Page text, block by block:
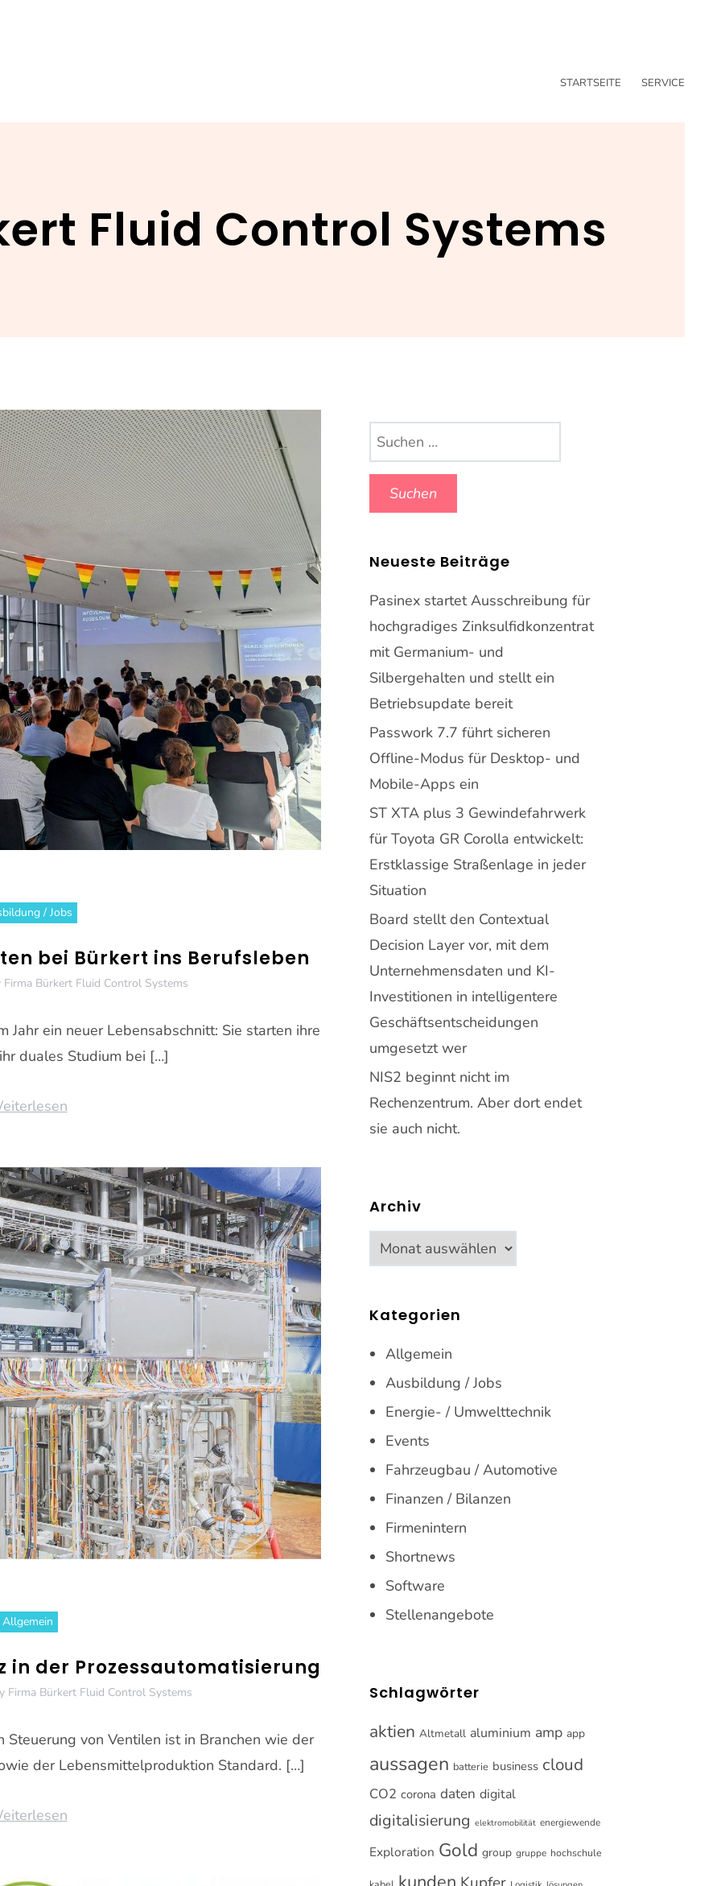
STARTSEITE SERVICE
Fluid Control Systems
/ Jobs
bei Bürkert ins Berufsleben
Firma Bürkert Fluid Control Systems
Jahr ein neuer Lebensabschnitt: Sie starten ihre
duales Studium bei […]
Allgemein
der Prozessautomatisierung
Firma Bürkert Fluid Control Systems
von Ventilen ist in Branchen wie der
der Lebensmittelproduktion Standard. […]
Suchen
nach:
Neueste Beiträge
Pasinex startet Ausschreibung für
hochgradiges Zinksulfidkonzentrat
mit Germanium- und
Silbergehalten und stellt ein
Betriebsupdate bereit
Passwork 7.7 führt sicheren
Offline-Modus für Desktop- und
Mobile-Apps ein
ST XTA plus 3 Gewindefahrwerk
für Toyota GR Corolla entwickelt:
Erstklassige Straßenlage in jeder
Situation
Board stellt den Contextual
Decision Layer vor, mit dem
Unternehmensdaten und KI-
Investitionen in intelligentere
Geschäftsentscheidungen
umgesetzt wer
NIS2 beginnt nicht im
Rechenzentrum. Aber dort endet
sie auch nicht.
Archiv
Archiv
Kategorien
Allgemein
Ausbildung / Jobs
Energie- / Umwelttechnik
Events
Fahrzeugbau / Automotive
Finanzen / Bilanzen
Firmenintern
Shortnews
Software
Stellenangebote
Schlagwörter
aktien Altmetall aluminium amp app
aussagen batterie business cloud
CO2 corona daten digital
digitalisierung elektromobilität energiewende
Exploration Gold group gruppe hochschule